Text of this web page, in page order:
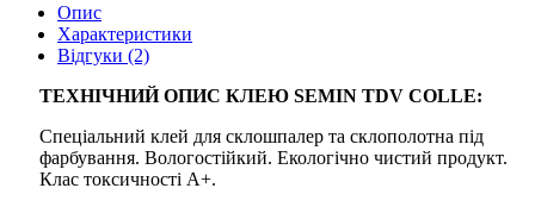
Опис
Характеристики
Відгуки (2)
ТЕХНІЧНИЙ ОПИС КЛЕЮ SEMIN TDV COLLE:
Спеціальний клей для склошпалер та склополотна під
фарбування. Вологостійкий. Екологічно чистий продукт.
Клас токсичності A+.